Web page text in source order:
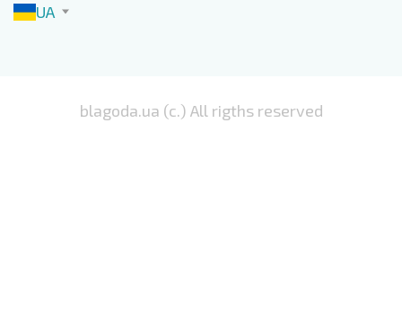
UA
blagoda.ua (c.) All rigths reserved